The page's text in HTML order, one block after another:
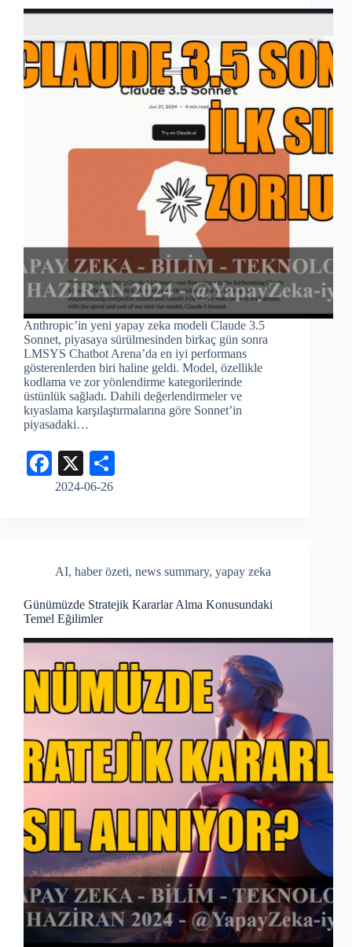
Anthropic’in yeni yapay zeka modeli Claude 3.5
Sonnet, piyasaya sürülmesinden birkaç gün sonra
LMSYS Chatbot Arena’da en iyi performans
gösterenlerden biri haline geldi. Model, özellikle
kodlama ve zor yönlendirme kategorilerinde
üstünlük sağladı. Dahili değerlendirmeler ve
kıyaslama karşılaştırmalarına göre Sonnet’in
piyasadaki…
Fa
ce
X
2024-06-26
AI, haber özeti, news summary, yapay zeka
Günümüzde Stratejik Kararlar Alma Konusundaki
Temel Eğilimler